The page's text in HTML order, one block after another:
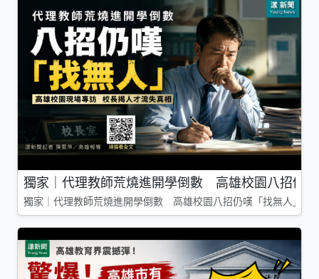
獨家｜代理教師荒燒進開學倒數 高雄校園八招仍
獨家｜代理教師荒燒進開學倒數 高雄校園八招仍嘆「找無人」